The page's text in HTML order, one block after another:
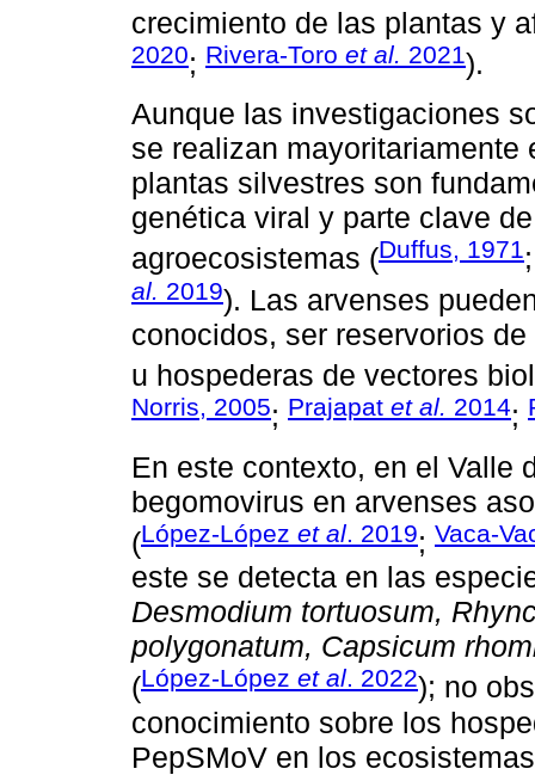
crecimiento de las plantas y
2020; Rivera-Toro et al. 2021).
Aunque las investigaciones
se realizan
plantas silvestres son
genética viral y parte clave
agroecosistemas (Duffus, 1971
al. 2019). Las arvenses
conocidos, ser reservorios
u hospederas de vectores
Norris, 2005; Prajapat et al. 2014;
En este contexto, en el Valle
begomovirus en arvenses
(López-López et al. 2019; Vaca-
este se detecta en las
Desmodium tortuosum,
polygonatum, Capsicum
(López-López et al. 2022); no
conocimiento sobre los
PepSMoV en los